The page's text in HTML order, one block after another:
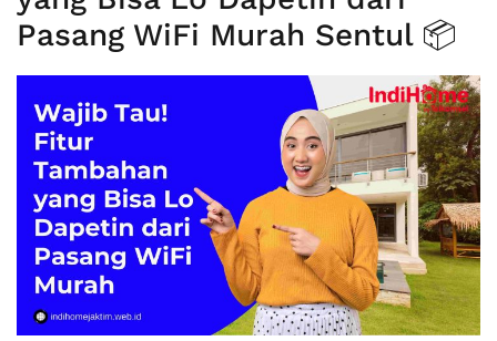
Pasang WiFi Murah Sentul 📦